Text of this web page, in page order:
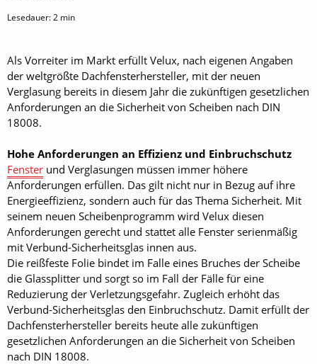
Lesedauer:2 min
Als Vorreiter im Markt erfüllt Velux, nach eigenen Angaben
der weltgrößte Dachfensterhersteller, mit der neuen
Verglasung bereits in diesem Jahr die zukünftigen gesetzlichen
Anforderungen an die Sicherheit von Scheiben nach DIN
18008.
Hohe Anforderungen an Effizienz und Einbruchschutz
Fenster und Verglasungen müssen immer höhere
Anforderungen erfüllen. Das gilt nicht nur in Bezug auf ihre
Energieeffizienz, sondern auch für das Thema Sicherheit. Mit
seinem neuen Scheibenprogramm wird Velux diesen
Anforderungen gerecht und stattet alle Fenster serienmäßig
mit Verbund-­Sicherheitsglas innen aus.
Die reißfeste Folie bindet im Falle eines Bruches der Scheibe
die Glassplitter und sorgt so im Fall der Fälle für eine
Reduzierung der Verletzungsgefahr. Zugleich erhöht das
Verbund-­Sicherheitsglas den Einbruchschutz. Damit erfüllt der
Dachfensterhersteller bereits heute alle zukünftigen
gesetzlichen Anforderungen an die Sicherheit von Scheiben
nach DIN 18008.